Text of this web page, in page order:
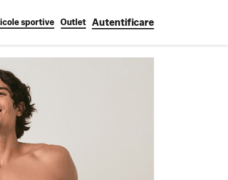
sportive Outlet Autentificare